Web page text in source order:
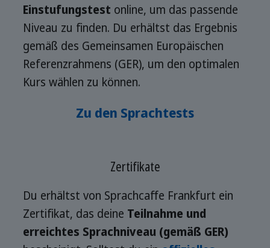
Einstufungstest online, um das passende
Niveau zu finden. Du erhältst das Ergebnis
gemäß des Gemeinsamen Europäischen
Referenzrahmens (GER), um den optimalen
Kurs wählen zu können.
Zu den Sprachtests
Zertifikate
Du erhältst von Sprachcaffe Frankfurt ein
Zertifikat, das deine Teilnahme und
erreichtes Sprachniveau (gemäß GER)